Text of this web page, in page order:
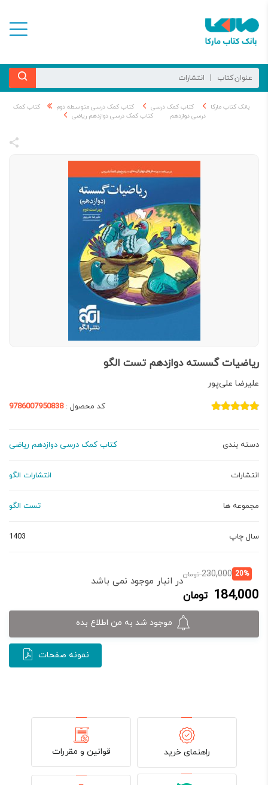
بانک کتاب مارکا کتاب کمک درسی کتاب کمک درسی متوسطه دوم
کتاب کمک
درسی دوازدهم
کتاب کمک درسی دوازدهم ریاضی
ریاضیات گسسته دوازدهم تست الگو
علیرضا علی‌پور
کد محصول :9786007950838
دسته بندی کتاب کمک درسی دوازدهم ریاضی
انتشارات انتشارات الگو
مجموعه ها تست الگو
سال چاپ 1403
20%
230,000 تومانقیمت
اصلی:
184,000 تومان
قیمت
فعلی:
184,000 تومان.
در انبار موجود نمی باشد
موجود شد به من اطلاع بده
نمونه صفحات
راهنمای خرید قوانین و مقررات